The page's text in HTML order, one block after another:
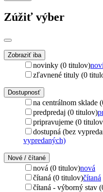
Zúžiť výber
Zobraziť iba
novinky (0 titulov)
zľavnené tituly (0
Dostupnosť
na centrálnom sklade
predpredaj (0 titulov)
pripravujeme (0
dostupná (bez
vypredaných)
Nové / čítané
nová (0 titulov)nová
čítaná (0 titulov)čítaná
čítaná - výborný stav